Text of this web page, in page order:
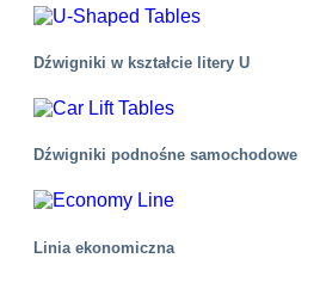
Dźwigniki w kształcie litery U
Dźwigniki podnośne samochodowe
Linia ekonomiczna
w Niclasa Axelssona jak
poruszyła jego serce. W
na kanapie, oglądając
się reklama
krzesła, na których
krzesło było puste.